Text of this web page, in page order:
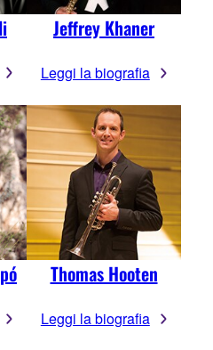
Jeffrey Khaner
Leggi la biografia
Thomas Hooten
Leggi la biografia